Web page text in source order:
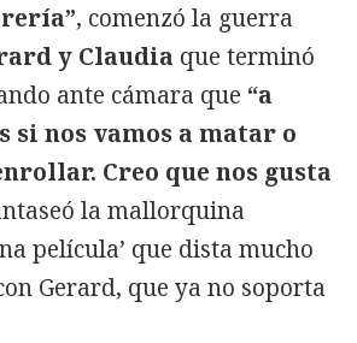
, comenzó la guerra
y Claudia que terminó
ante cámara que “a
si nos vamos a matar o
Creo que nos gusta
la mallorquina
película’ que dista mucho
Gerard, que ya no soporta